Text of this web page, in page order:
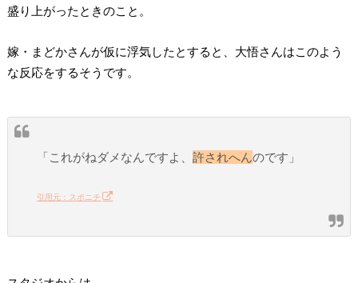
盛り上がったときのこと。
嫁・まどかさんが仮に浮気したとすると、大悟さんはこのよう
な反応をするそうです。
「これがねダメなんですよ、許されへんのです」
引用元：スポニチ